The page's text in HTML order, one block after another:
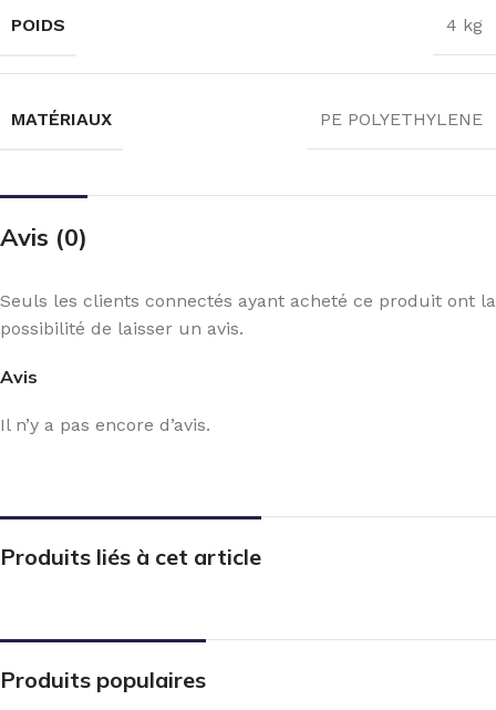
POIDS 4 kg
MATÉRIAUX PE POLYETHYLENE
Avis (0)
Avis
Il n’y a pas encore d’avis.
Seuls les clients connectés ayant acheté ce produit ont la
possibilité de laisser un avis.
Produits liés à cet article
Produits populaires